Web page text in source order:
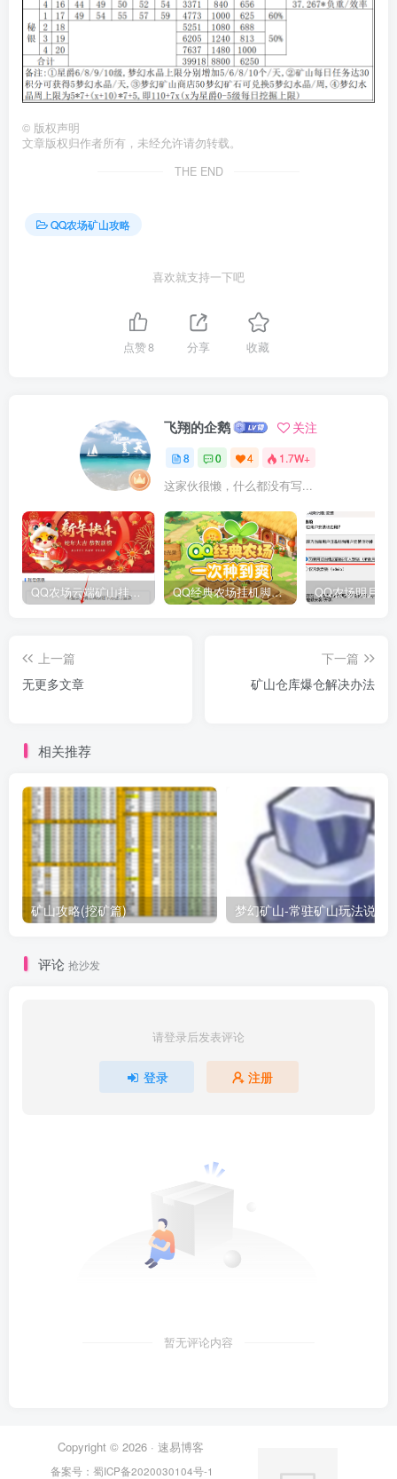
© 版权声明
文章版权归作者所有，未经允许请勿转载。
THE END
QQ农场矿山攻略
喜欢就支持一下吧
点赞8 分享 收藏
飞翔的企鹅 关注
8 0 4 1.7W+
这家伙很懒，什么都没有写...
QQ农场云端矿山挂机助手使用教程 QQ经典农场挂机脚本软件
上一篇
无更多文章
下一篇
矿山仓库爆仓解决办法
相关推荐
矿山攻略(挖矿篇) 梦幻矿山-常驻矿山玩法说明
评论 抢沙发
请登录后发表评论
登录 注册
暂无评论内容
Copyright © 2026 · 速易博客
备案号： 蜀ICP备2020030104号-1